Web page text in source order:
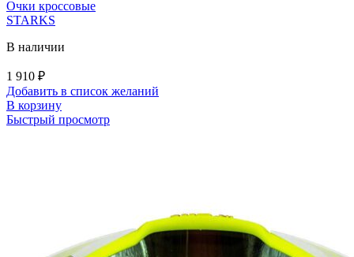
Очки кроссовые
STARKS
В наличии
1 910 ₽
Добавить в список желаний
В корзину
Быстрый просмотр